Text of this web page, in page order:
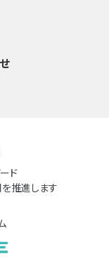
ド
推進します